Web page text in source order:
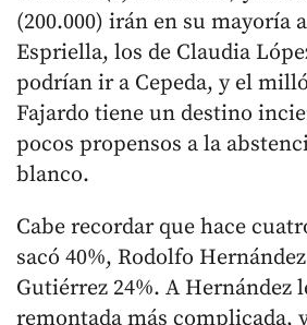
(200.000) irán en su mayoría
Espriella, los de Claudia
podrían ir a Cepeda, y el
Fajardo tiene un destino
pocos propensos a la
blanco.
Cabe recordar que hace
sacó 40%, Rodolfo
Gutiérrez 24%. A Hernández
remontada más complicada,